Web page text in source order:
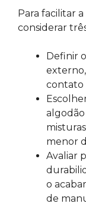
Para facilitar
considerar
Definir
contato
menor
Avaliar
o
de